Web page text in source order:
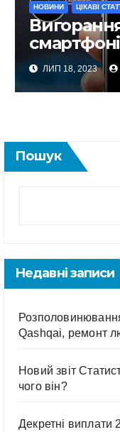
НОВИНИ ЦІКАВІ
ЛИП 18, 2023
Пошук
Недавні записи
Qashqai, ремонт
Новий звіт
чого він?
Декретні виплати